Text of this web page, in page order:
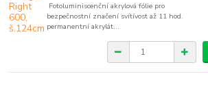
Fotoluminiscenční akrylová fólie pro
bezpečnostní značení svítívost až 11 hod.
permanentní akrylát...